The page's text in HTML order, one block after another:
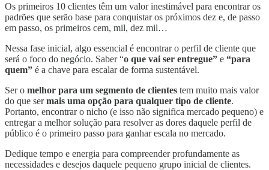
Os primeiros 10 clientes têm um valor inestimável para encontrar os
padrões que serão base para conquistar os próximos dez e, de passo
em passo, os primeiros cem, mil, dez mil…
Nessa fase inicial, algo essencial é encontrar o perfil de cliente que
será o foco do negócio. Saber “o que vai ser entregue” e “para
quem” é a chave para escalar de forma sustentável.
Ser o melhor para um segmento de clientes tem muito mais valor
do que sermais uma opção para qualquer tipo de cliente.
Portanto, encontrar o nicho (e isso não significa mercado pequeno) e
entregar a melhor solução para resolver as dores daquele perfil de
público é o primeiro passo para ganhar escala no mercado.
Dedique tempo e energia para compreender profundamente as
necessidades e desejos daquele pequeno grupo inicial de clientes.